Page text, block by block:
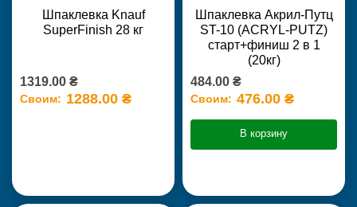
Шпаклевка Knauf
SuperFinish 28 кг
1319.00 ₴
Своим: 1288.00 ₴
Шпаклевка Акрил-Путц
ST-10 (ACRYL-PUTZ)
старт+финиш 2 в 1
(20кг)
484.00 ₴
Своим: 476.00 ₴
В корзину